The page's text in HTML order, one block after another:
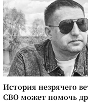
История незрячего
СВО может помочь